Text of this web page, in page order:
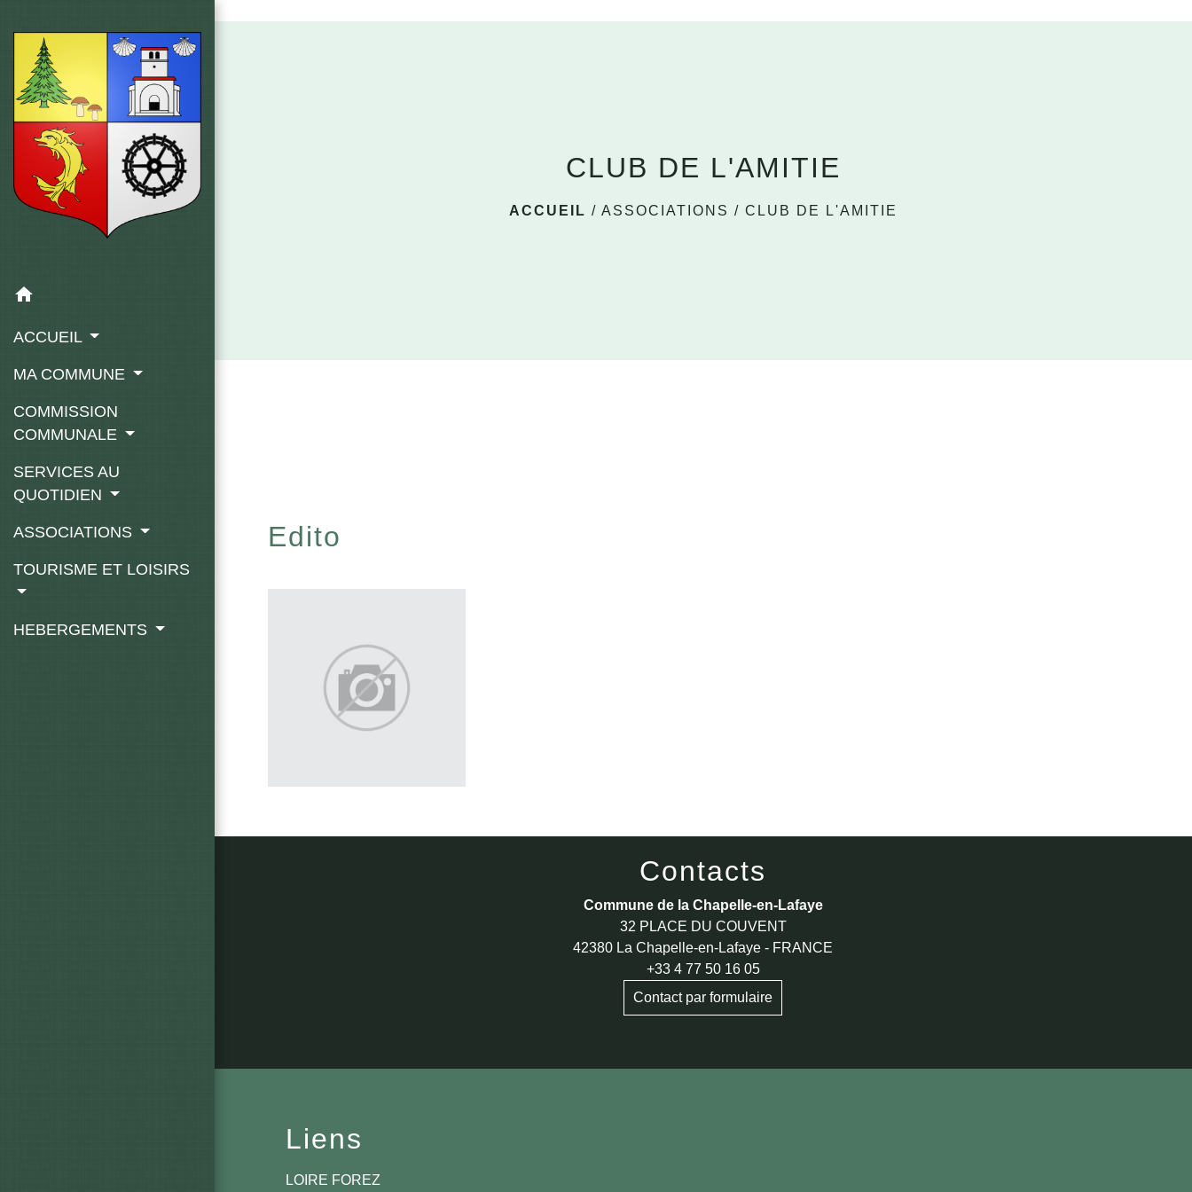
home
ACCUEIL
MA COMMUNE
COMMISSION
COMMUNALE
SERVICES AU
QUOTIDIEN
ASSOCIATIONS
TOURISME ET LOISIRS
HEBERGEMENTS
CLUB DE L'AMITIE
ACCUEIL / ASSOCIATIONS / CLUB DE L'AMITIE
Edito
Contacts
Commune de la Chapelle-en-Lafaye
32 PLACE DU COUVENT
42380 La Chapelle-en-Lafaye - FRANCE
+33 4 77 50 16 05
Contact par formulaire
Liens
LOIRE FOREZ